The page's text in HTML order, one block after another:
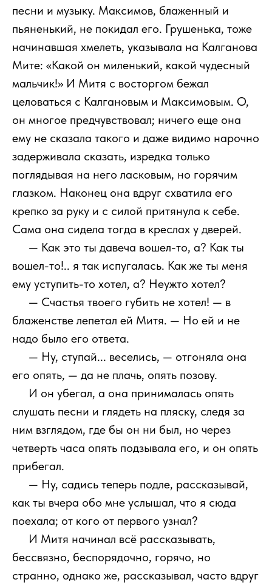
песни и музыку. Максимов, блаженный и
пьяненький, не покидал его. Грушенька, тоже
начинавшая хмелеть, указывала на Калганова
Мите: «Какой он миленький, какой чудесный
мальчик!» И Митя с восторгом бежал
целоваться с Калгановым и Максимовым. О,
он многое предчувствовал; ничего еще она
ему не сказала такого и даже видимо нарочно
задерживала сказать, изредка только
поглядывая на него ласковым, но горячим
глазком. Наконец она вдруг схватила его
крепко за руку и с силой притянула к себе.
Сама она сидела тогда в креслах у дверей.
— Как это ты давеча вошел-то, а? Как ты
вошел-то!.. я так испугалась. Как же ты меня
ему уступить-то хотел, а? Неужто хотел?
— Счастья твоего губить не хотел! — в
блаженстве лепетал ей Митя. — Но ей и не
надо было его ответа.
— Ну, ступай... веселись, — отгоняла она
его опять, — да не плачь, опять позову.
И он убегал, а она принималась опять
слушать песни и глядеть на пляску, следя за
ним взглядом, где бы он ни был, но через
четверть часа опять подзывала его, и он опять
прибегал.
— Ну, садись теперь подле, рассказывай,
как ты вчера обо мне услышал, что я сюда
поехала; от кого от первого узнал?
И Митя начинал всё рассказывать,
бессвязно, беспорядочно, горячо, но
странно, однако же, рассказывал, часто вдруг